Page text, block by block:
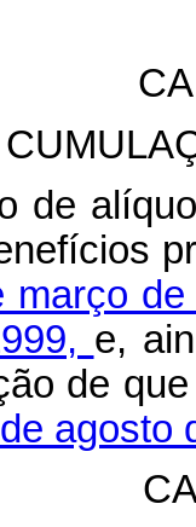
de
março
e,
de
agosto